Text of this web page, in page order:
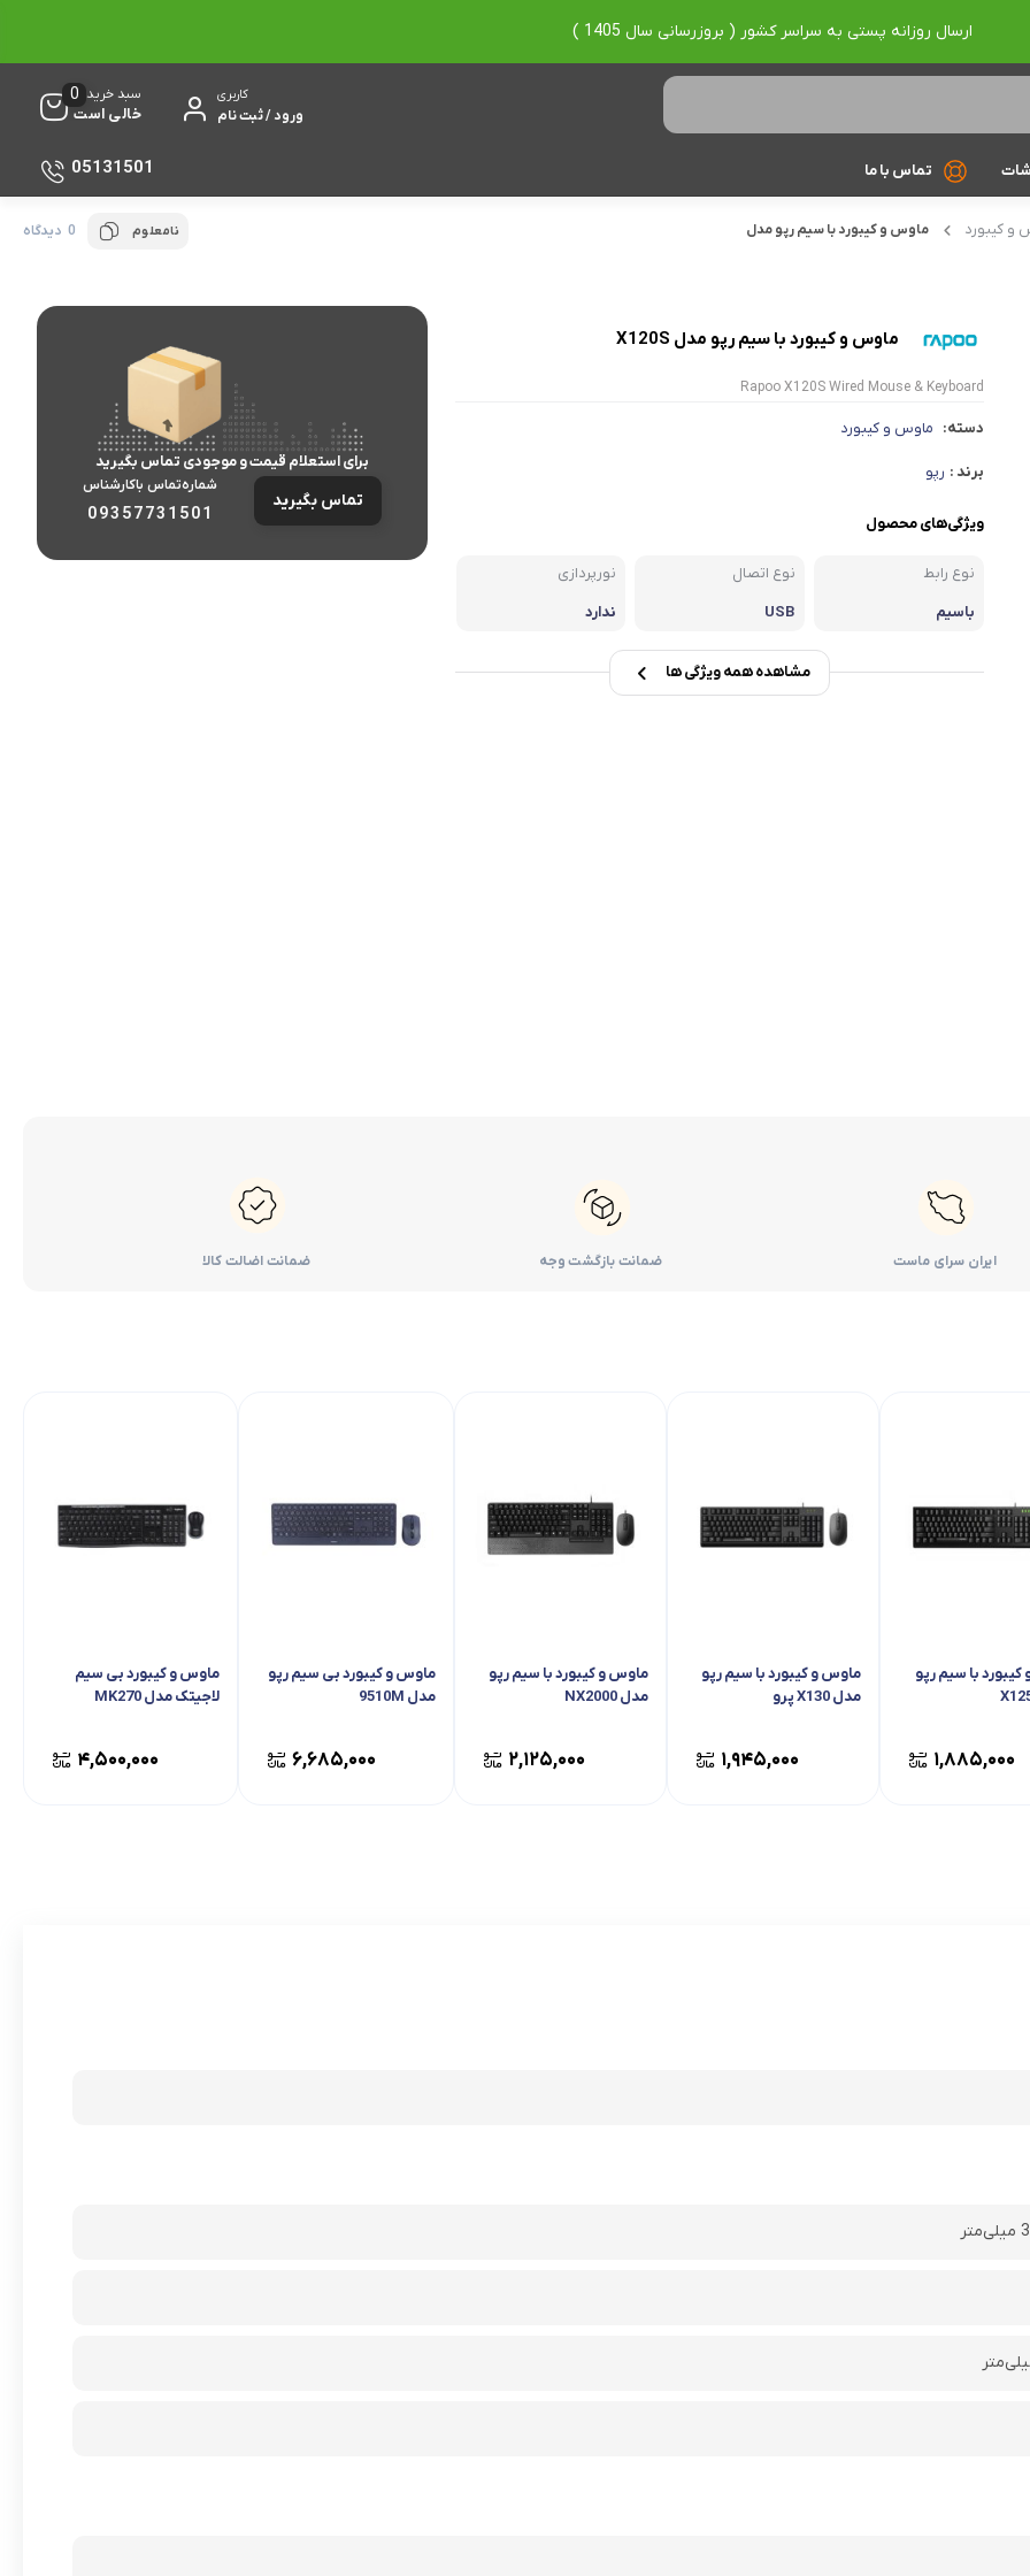
ارسال روزانه پستی به سراسر کشور ( بروزرسانی سال 1405 )
کاربری
ورود / ثبت نام
سبد خرید
خالی است
0
تماس با ما 05131501
و کیبورد ماوس و کیبورد با سیم رپو مدل نامعلوم 0 دیدگاه
ماوس و کیبورد با سیم رپو مدل X120S
Rapoo X120S Wired Mouse & Keyboard
دسته: ماوس و کیبورد
برند : رپو
ویژگی‌های محصول
نوع رابط
باسیم
نوع اتصال
USB
نورپردازی
ندارد
مشاهده همه ویژگی ها
برای استعلام قیمت و موجودی تماس بگیرید
تماس بگیرید
شماره‌تماس‌ با‌کارشناس
09357731501
ایران سرای ماست ضمانت بازگشت وجه ضمانت اضالت کالا
با سیم رپو
۱,۸۸۵,۰۰۰
ماوس و کیبورد با سیم رپو
مدل X130 پرو
۱,۹۴۵,۰۰۰
ماوس و کیبورد با سیم رپو
مدل NX2000
۲,۱۲۵,۰۰۰
ماوس و کیبورد بی سیم رپو
مدل 9510M
۶,۶۸۵,۰۰۰
ماوس و کیبورد بی سیم
لاجیتک مدل MK270
۴,۵۰۰,۰۰۰